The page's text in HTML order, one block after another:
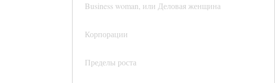
Business woman, или Деловая женщина
Корпорации
Пределы роста